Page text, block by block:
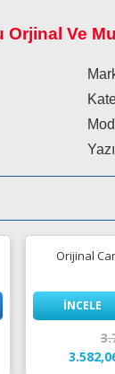
Orjinal Ve
Orijinal
İNCELE